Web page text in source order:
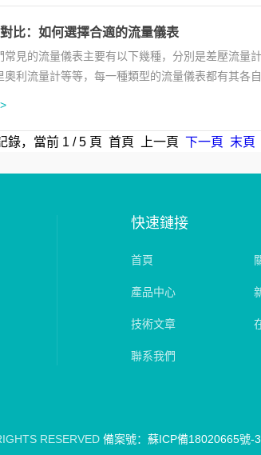
比：如何選擇合適的流量儀表
常見的流量儀表主要有以下幾種，分別是差壓流
奧利流量計等等，每一種類型的流量儀表都有其各
錄，當前 1 / 5 頁 首頁 上一頁 下一頁 末頁
快速鏈接
首頁
產品中心
技術文章
聯系我們
RESERVED 備案號：蘇ICP備18020665號-3